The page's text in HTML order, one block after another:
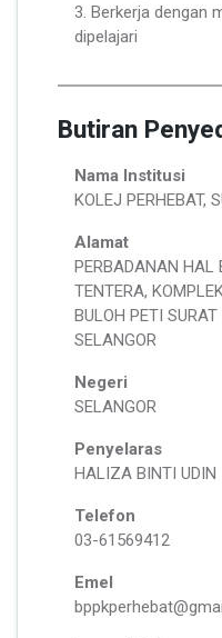
3. Berkerja dengan
dipelajari
Butiran
Nama Institusi
KOLEJ PERHEBAT,
Alamat
PERBADANAN HAL
TENTERA,
BULOH PETI
SELANGOR
Negeri
SELANGOR
Penyelaras
HALIZA BINTI UDIN
Telefon
03-61569412
Emel